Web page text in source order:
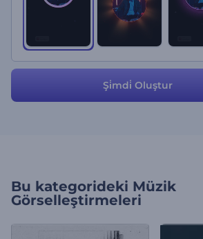
Şi̇mdi̇ Oluştur
Bu kategorideki Müzik
Görselleştirmeleri